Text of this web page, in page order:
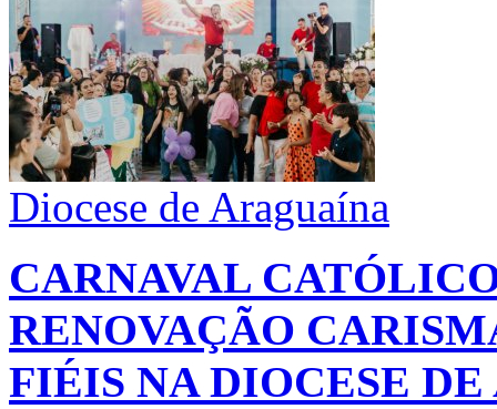
Diocese de Araguaína
CARNAVAL
RENOVAÇÃO
FIÉIS NA DIOCESE